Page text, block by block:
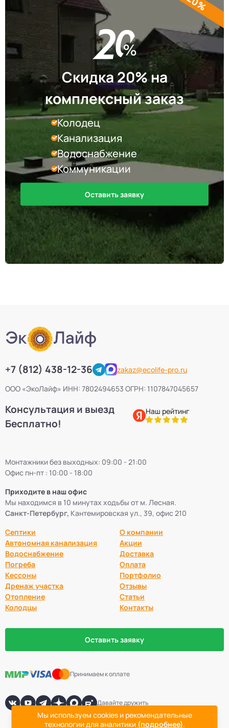
Скидка 20% на
комплексный заказ
Колодец
Канализация
Водоснабжение
Коммуникации
Оставить заявку
+7 (812) 438-12-36
zakaz@ecolife-pro.ru
ООО «ЭкоЛайф» ИНН: 7802494653 ОГРН: 1107847045657
Консультация и выезд
Бесплатно!
Наш рейтинг
Монтажники без выходных: 09:00 - 21:00
Офис пн-пт : 10:00 - 18:00
Приходите в наш офис
Мы находимся в 10 минутах ходьбы от м. Лесная.
Санкт-Петербург, Кантемировская ул., 39, офис 210
Септики
Автономная канализация
Водоснабжение
Погреба
Кессоны
Дренаж участка
Отопление
Колодцы
О компании
Акции
Доставка
Оплата
Портфолио
Отзывы
Статьи
Контакты
Оставить заявку
Принимаем к оплате
Давайте дружить
Мы используем cookies и рекомендательные
технологии для аналитики (подробнее).